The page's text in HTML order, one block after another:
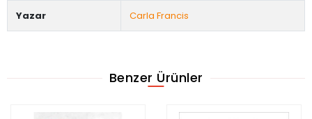
Yazar Carla Francis
Benzer Ürünler